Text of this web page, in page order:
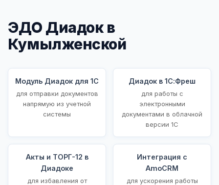
ЭДО Диадок в
Кумылженской
Модуль Диадок для 1С
для отправки документов
напрямую из учетной
системы
Диадок в 1С:Фреш
для работы с
электронными
документами в облачной
версии 1С
Акты и ТОРГ-12 в
Диадоке
для избавления от
Интеграция с
AmoCRM
для ускорения работы